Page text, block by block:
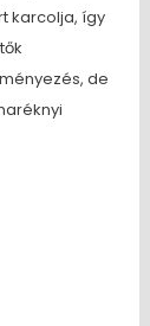
karcolja, így
de